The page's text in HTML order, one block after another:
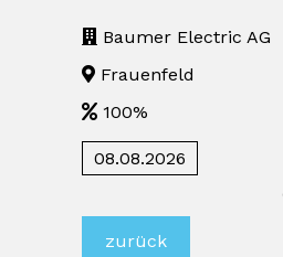
Baumer Electric AG
Frauenfeld
100%
08.08.2026
zurück